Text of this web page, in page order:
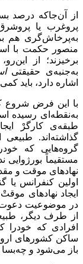
از آن‌جاکه درصد
پروغرب یا
به‌پرخاش‌گری هم
منصور حکمت با
برخیزند؛ از
به‌جنبه‌ی ‌حقیقتی ‌
اشاره دارد، باید
با این فرض شروع
به‌نقطه‌ای رسیده
طبقه‌ی کارگرْ
گذاشته‌اند.
گروه‌هایی که
مستقیماً
نهادهای موقت و
اولین کنفرانس
ایجاد نهادهای
در موضوعیت دعوت
از طرف دیگر،
افرادی که
ساکن کشورهای
باز می‌شود و چه‌بسا